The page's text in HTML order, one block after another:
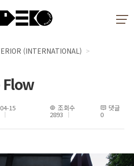
(INTERNATIONAL)
15 조회수
2893
댓글
0